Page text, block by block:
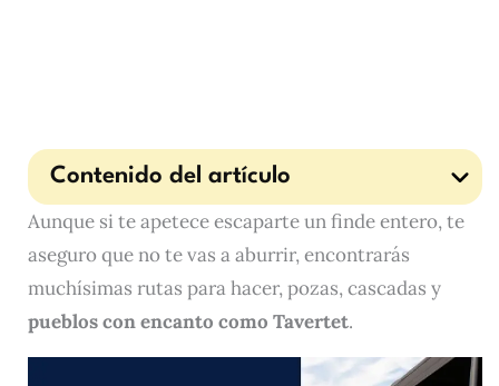
Contenido del artículo
Aunque si te apetece escaparte un finde entero, te
aseguro que no te vas a aburrir, encontrarás
muchísimas rutas para hacer, pozas, cascadas y
pueblos con encanto como Tavertet.